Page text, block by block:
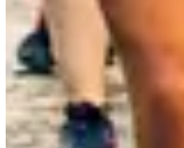
Les conférences ont lieu de 11h à 12h15.
Courses
sam. 7 septembre 2024
Terminé
1 an de Conférences Running